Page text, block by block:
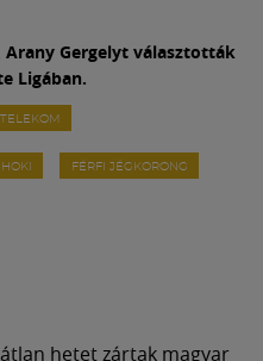
Gergelyt választották
Ligában.
FÉRFI JÉGKORONG
hetet zártak magyar